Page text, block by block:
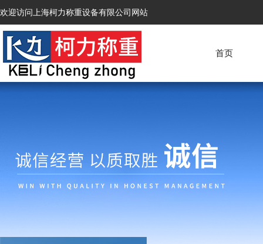
欢迎访问上海柯力称重设备有限公司网站
首页